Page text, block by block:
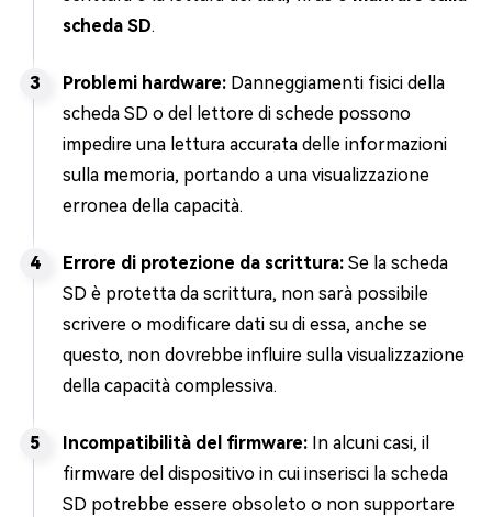
scheda SD.
Problemi hardware: Danneggiamenti fisici della
scheda SD o del lettore di schede possono
impedire una lettura accurata delle informazioni
sulla memoria, portando a una visualizzazione
erronea della capacità.
Errore di protezione da scrittura: Se la scheda
SD è protetta da scrittura, non sarà possibile
scrivere o modificare dati su di essa, anche se
questo, non dovrebbe influire sulla visualizzazione
della capacità complessiva.
Incompatibilità del firmware: In alcuni casi, il
firmware del dispositivo in cui inserisci la scheda
SD potrebbe essere obsoleto o non supportare